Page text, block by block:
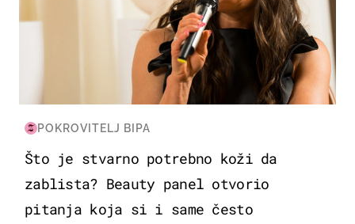
POKROVITELJ BIPA
Što je stvarno potrebno koži da
zablista? Beauty panel otvorio
pitanja koja si i same često